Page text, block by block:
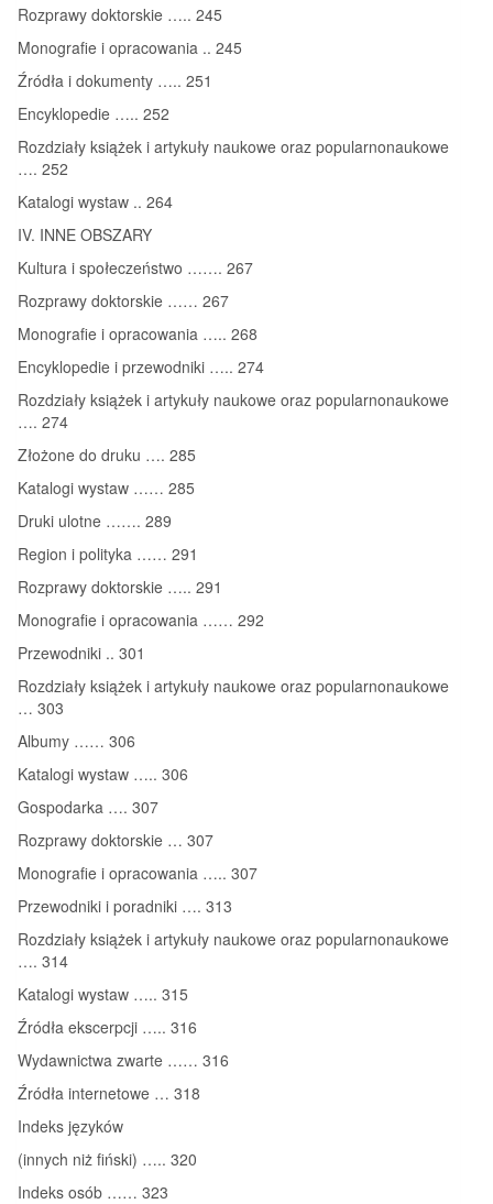
Rozprawy doktorskie ….. 245
Monografie i opracowania .. 245
Źródła i dokumenty ….. 251
Encyklopedie ….. 252
Rozdziały książek i artykuły naukowe oraz popularnonaukowe
…. 252
Katalogi wystaw .. 264
IV. INNE OBSZARY
Kultura i społeczeństwo ……. 267
Rozprawy doktorskie …… 267
Monografie i opracowania ….. 268
Encyklopedie i przewodniki ….. 274
Rozdziały książek i artykuły naukowe oraz popularnonaukowe
…. 274
Złożone do druku …. 285
Katalogi wystaw …… 285
Druki ulotne ……. 289
Region i polityka …… 291
Rozprawy doktorskie ….. 291
Monografie i opracowania …… 292
Przewodniki .. 301
Rozdziały książek i artykuły naukowe oraz popularnonaukowe
… 303
Albumy …… 306
Katalogi wystaw ….. 306
Gospodarka …. 307
Rozprawy doktorskie … 307
Monografie i opracowania ….. 307
Przewodniki i poradniki …. 313
Rozdziały książek i artykuły naukowe oraz popularnonaukowe
…. 314
Katalogi wystaw ….. 315
Źródła ekscerpcji ….. 316
Wydawnictwa zwarte …… 316
Źródła internetowe … 318
Indeks języków
(innych niż fiński) ….. 320
Indeks osób …… 323